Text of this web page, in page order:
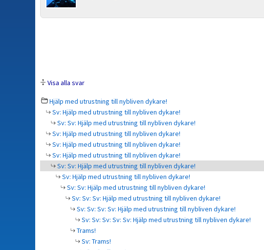
Visa alla svar
Hjälp med utrustning till nybliven dykare!
Sv: Hjälp med utrustning till nybliven dykare!
Sv: Sv: Hjälp med utrustning till nybliven dykare!
Sv: Hjälp med utrustning till nybliven dykare!
Sv: Hjälp med utrustning till nybliven dykare!
Sv: Hjälp med utrustning till nybliven dykare!
Sv: Sv: Hjälp med utrustning till nybliven dykare!
Sv: Hjälp med utrustning till nybliven dykare!
Sv: Sv: Hjälp med utrustning till nybliven dykare!
Sv: Sv: Sv: Hjälp med utrustning till nybliven dykare!
Sv: Sv: Sv: Sv: Hjälp med utrustning till nybliven dykare!
Sv: Sv: Sv: Sv: Sv: Hjälp med utrustning till nybliven dykare!
Trams!
Sv: Trams!